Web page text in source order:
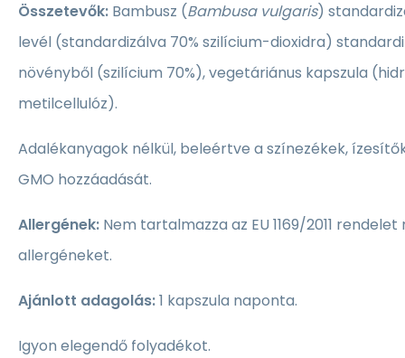
Összetevők: Bambusz (Bambusa vulgaris)
levél (standardizálva 70% szilícium-dioxidra)
növényből (szilícium 70%), vegetáriánus kapszula
metilcellulóz).
Adalékanyagok nélkül, beleértve a színezékek,
GMO hozzáadását.
Allergének: Nem tartalmazza az EU 1169/2011
allergéneket.
Ajánlott adagolás:1 kapszula naponta.
Igyon elegendő folyadékot.